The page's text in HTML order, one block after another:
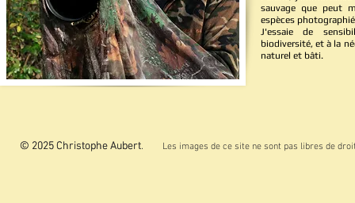
sauvage que peut
espèces
J'essaie de
biodiversité, et à la
naturel et bâti.
© 2025 Christophe Aubert. Les images de ce site ne sont pas libres de
© 2025 Christophe Aubert